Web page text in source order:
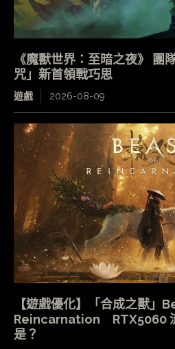
《魔獸世界：至暗之夜》 團
咒」新首領戰巧思
遊戲 2026-08-09
【遊戲優化】「合成之獸」
Reincarnation RTX5060
是？